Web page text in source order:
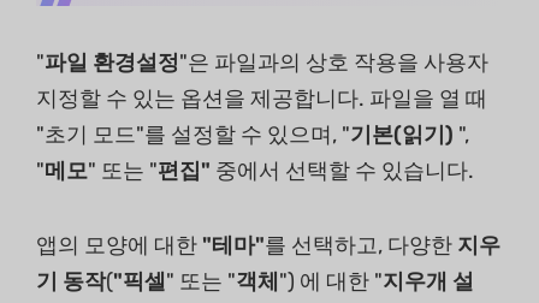
"파일 환경설정"은 파일과의 상호 작용을 사용자
지정할 수 있는 옵션을 제공합니다. 파일을 열 때
"초기 모드"를 설정할 수 있으며, "기본(읽기) ",
"메모" 또는 "편집" 중에서 선택할 수 있습니다.
앱의 모양에 대한 "테마"를 선택하고, 다양한 지우
기 동작("픽셀" 또는 "객체 ") 에 대한 "지우개 설